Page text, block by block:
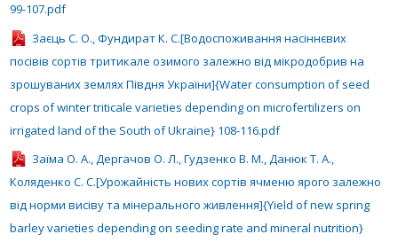
99-107.pdf
Заєць С. О., Фундират К. С.[Водоспоживання насіннєвих
посівів сортів тритикале озимого залежно від мікродобрив на
зрошуваних землях Півдня України]{Water consumption of seed
crops of winter triticale varieties depending on microfertilizers on
irrigated land of the South of Ukraine} 108-116.pdf
Заїма О. А., Дергачов О. Л., Гудзенко В. М., Данюк Т. А.,
Коляденко С. С.[Урожайність нових сортів ячменю ярого залежно
від норми висіву та мінерального живлення]{Yield of new spring
barley varieties depending on seeding rate and mineral nutrition}